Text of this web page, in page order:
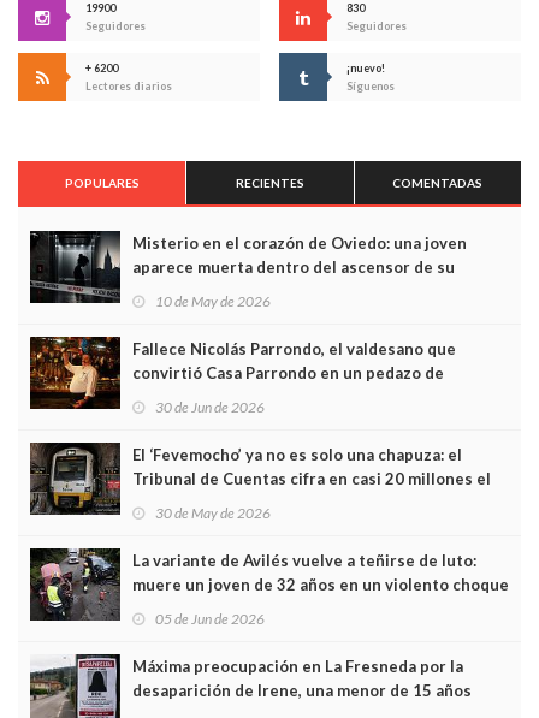
19900
Seguidores
830
Seguidores
+ 6200
Lectores diarios
¡nuevo!
Síguenos
POPULARES RECIENTES COMENTADAS
Misterio en el corazón de Oviedo: una joven
aparece muerta dentro del ascensor de su
edificio y las cámaras captan sus últimos minutos
10 de May de 2026
Fallece Nicolás Parrondo, el valdesano que
convirtió Casa Parrondo en un pedazo de
Asturias en Madrid
30 de Jun de 2026
El ‘Fevemocho’ ya no es solo una chapuza: el
Tribunal de Cuentas cifra en casi 20 millones el
sobrecoste de los trenes que no cabían por los
30 de May de 2026
La variante de Avilés vuelve a teñirse de luto:
muere un joven de 32 años en un violento choque
frontal
05 de Jun de 2026
Máxima preocupación en La Fresneda por la
desaparición de Irene, una menor de 15 años